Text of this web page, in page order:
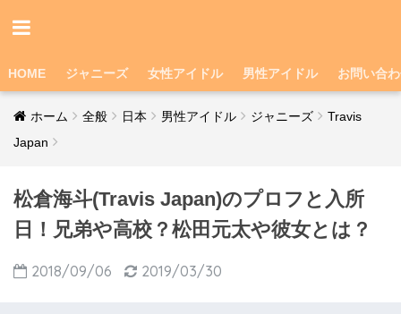
HOME ジャニーズ 女性アイドル 男性アイドル お問い合
ホーム 全般 日本 男性アイドル ジャニーズ
Travis
Japan
松倉海斗(Travis Japan)のプロフと入所
日！兄弟や高校？松田元太や彼女とは？
2018/09/06 2019/03/30